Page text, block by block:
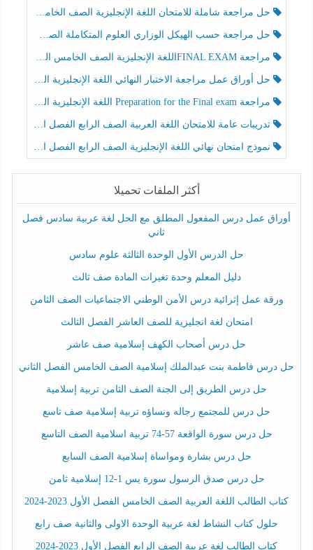
حل مراجعة شاملة للامتحان اللغة الإنجليزية الصف الخامس الفصل الثالث
حل مراجعة حسب الهيكل الوزاري العلوم المتكاملة الصف الخامس عام الفصل الثالث
مراجعة FINAL EXAMاللغة الإنجليزية الصف الخامس الفصل الثالث
حل أوراق عمل مراجعة الاختبار النهائي اللغة الإنجليزية الصف الرابع الفصل الثالث
مراجعة Preparation for the Final exam اللغة الإنجليزية الصف الرابع الفصل الثالث
تدريبات عامة للامتحان اللغة العربية الصف الرابع الفصل الثالث
نموذج امتحان نهائي اللغة الإنجليزية الصف الرابع الفصل الثالث
أكثر الملفات تحميلا
أوراق عمل درس المفعول المطلق مع الحل لغة عربية سادس فصل
ثاني
حل الدرس الأول الوحدة الثالثة علوم سادس
دليل المعلم وحدة تغيرات المادة صف ثالث
ورقة عمل إثرائية درس الأمن الوطني الاجتماعيات الصف الثامن
امتحان لغة انجليزية للصف العاشر الفصل الثالث
حل درس أصحاب الكهف إسلامية صف عاشر
حل درس فاطمة بنت عبدالملك إسلامية الصف الخامس الفصل الثاني
حل درس الطريق إلى الجنة الصف الثامن تربية إسلامية
حل درس للمجتمع رجاله ونساؤه تربية إسلامية صف تاسع
حل درس سورة الواقعة 57-74 تربية اسلامية الصف التاسع
حل درس بشارة ومواساة إسلامية الصف السابع
حل درس صدق الرسول سورة يس 1-12 إسلامية ثامن
كتاب الطالب اللغة العربية الصف الخامس الفصل الأول 2023-2024
حلول كتاب النشاط لغة عربية الوحدة الاولى والثانية صف رابع
كتاب الطالب لغة عربية الصف الرابع الفصل الأول 2023-2024